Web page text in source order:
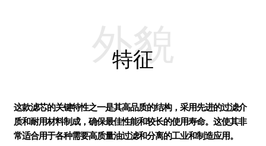
特征
外貌
这款滤芯的关键特性之一是其高品质的结构，采用先进的过滤介
质和耐用材料制成，确保最佳性能和较长的使用寿命。这使其非
常适合用于各种需要高质量油过滤和分离的工业和制造应用。